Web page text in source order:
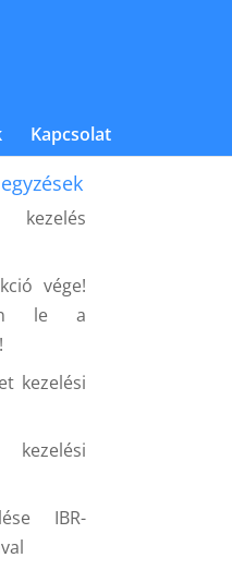
Kapcsolat
vége!
le a
kezelési
IBR-